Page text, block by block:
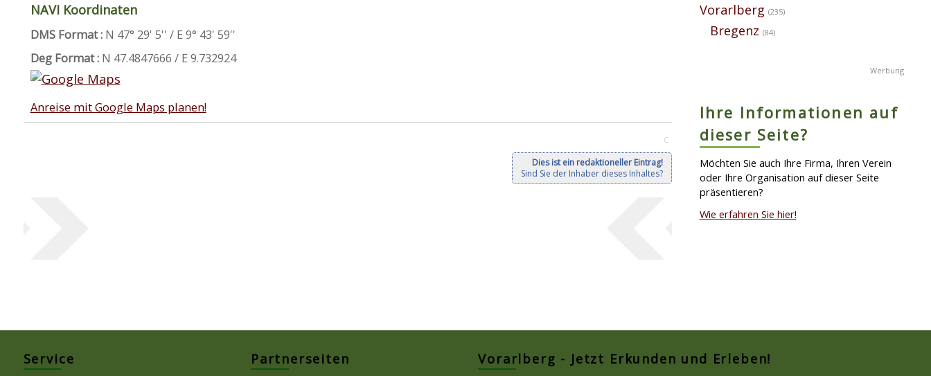
NAVI Koordinaten
DMS Format : N 47° 29' 5'' / E 9° 43' 59''
Deg Format : N 47.4847666 / E9.732924
Anreise mit Google Maps planen!
C
Dies ist ein redaktioneller Eintrag!
Sind Sie der Inhaber dieses Inhaltes?
Vorarlberg (235)
Bregenz (84)
Ihre Informationen auf
dieser Seite?
Möchten Sie auch Ihre Firma, Ihren Verein
oder Ihre Organisation auf dieser Seite
präsentieren?
Wie erfahren Sie hier!
Service Partnerseiten Vorarlberg - Jetzt Erkunden und Erleben!